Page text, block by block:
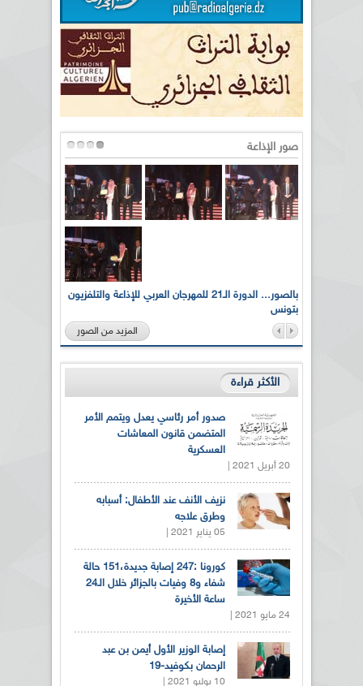
صور الإذاعة
بالصور... الدورة الـ21 للمهرجان العربي للإذاعة والتلفزيون
بتونس
المزيد من الصور
الأكثر قراءة
صدور أمر رئاسي يعدل ويتمم الأمر
المتضمن قانون المعاشات
العسكرية
20 أبريل 2021 |
نزيف الأنف عند الأطفال: أسبابه
وطرق علاجه
05 يناير 2021 |
كورونا :247 إصابة جديدة،151 حالة
شفاء و8 وفيات بالجزائر خلال الـ24
ساعة الأخيرة
24 مايو 2021 |
إصابة الوزير الأول أيمن بن عبد
الرحمان بكوفيد-19
10 يوليو 2021 |